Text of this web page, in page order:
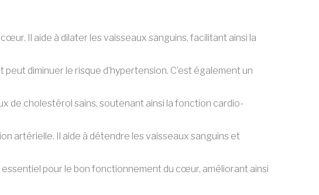
Il aide à dilater les vaisseaux sanguins, facilitant ainsi la
diminuer le risque d’hypertension. C’est également un
de cholestérol sains, soutenant ainsi la fonction cardio-
artérielle. Il aide à détendre les vaisseaux sanguins et
pour le bon fonctionnement du cœur, améliorant ainsi